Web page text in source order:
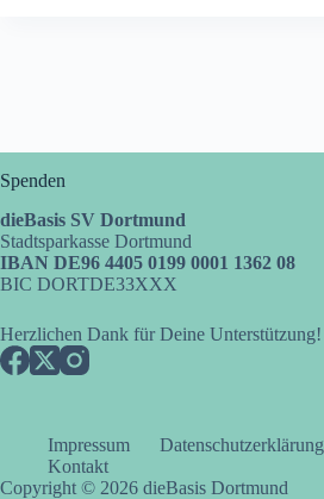
Spenden
dieBasis SV Dortmund
Stadtsparkasse Dortmund
IBAN DE96 4405 0199 0001 1362 08
BIC DORTDE33XXX
Herzlichen Dank für Deine Unterstützung!
Impressum Datenschutzerklärung
Kontakt
Copyright © 2026 dieBasis Dortmund